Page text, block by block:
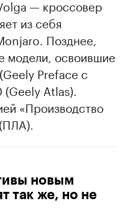
— кроссовер
из себя
Позднее,
модели, освоившие
Preface с
Atlas).
«Производство
новым
так же, но не